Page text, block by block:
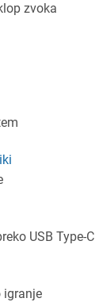
zvoka
USB Type-C
igranje